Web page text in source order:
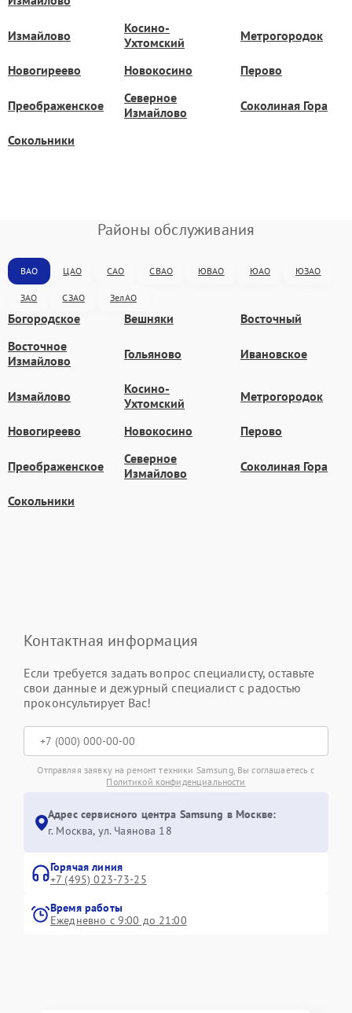
Измайлово
Косино-
Ухтомский
Метрогородок
Новогиреево Новокосино Перово
Преображенское
Северное
Измайлово
Соколиная Гора
Сокольники
Районы обслуживания
ВАО ЦАО САО СВАО ЮВАО ЮАО ЮЗАО
ЗАО СЗАО ЗелАО
Богородское Вешняки
Восточный
Восточное
Измайлово
Гольяново Ивановское
Измайлово
Косино-
Ухтомский
Метрогородок
Новогиреево Новокосино Перово
Преображенское
Северное
Измайлово
Соколиная Гора
Сокольники
Контактная информация
Если требуется задать вопрос специалисту, оставьте
свои данные и дежурный специалист с радостью
проконсультирует Вас!
Отправляя заявку на ремонт техники Samsung, Вы соглашаетесь с
Политикой конфиденциальности
Адрес сервисного центра Samsung в Москве:
г. Москва, ул. Чаянова 18
Горячая линия
+7 (495) 023-73-25
Время работы
Ежедневно с 9:00 до 21:00